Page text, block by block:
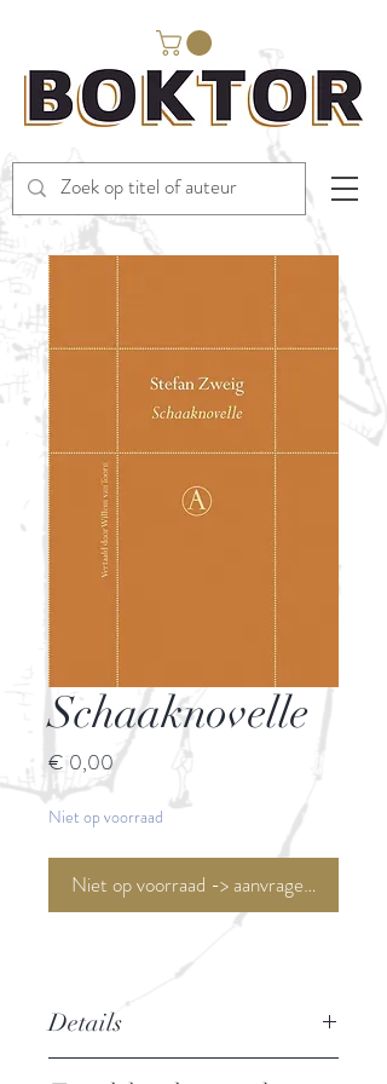
Schaaknovelle
€ 0,00Prijs
Niet op voorraad
Niet op voorraad -> aanvragen <-
Details